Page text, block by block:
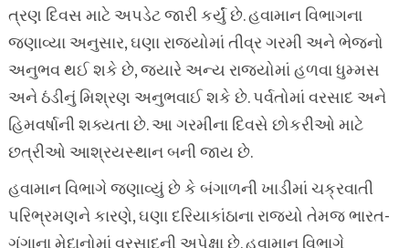
ત્રણ દિવસ માટે અપડેટ જારી કર્યું છે. હવામાન વિભાગના
જણાવ્યા અનુસાર, ઘણા રાજ્યોમાં તીવ્ર ગરમી અને ભેજનો
અનુભવ થઈ શકે છે, જ્યારે અન્ય રાજ્યોમાં હળવા ધુમ્મસ
અને ઠંડીનું મિશ્રણ અનુભવાઈ શકે છે. પર્વતોમાં વરસાદ અને
હિમવર્ષાની શક્યતા છે. આ ગરમીના દિવસે છોકરીઓ માટે
છત્રીઓ આશ્રયસ્થાન બની જાય છે.
હવામાન વિભાગે જણાવ્યું છે કે બંગાળની ખાડીમાં ચક્રવાતી
પરિભ્રમણને કારણે, ઘણા દરિયાકાંઠાના રાજ્યો તેમજ ભારત-